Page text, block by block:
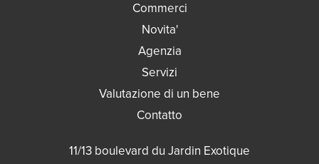
Commerci
Novita'
Agenzia
Servizi
Valutazione di un bene
Contatto
11/13 boulevard du Jardin Exotique